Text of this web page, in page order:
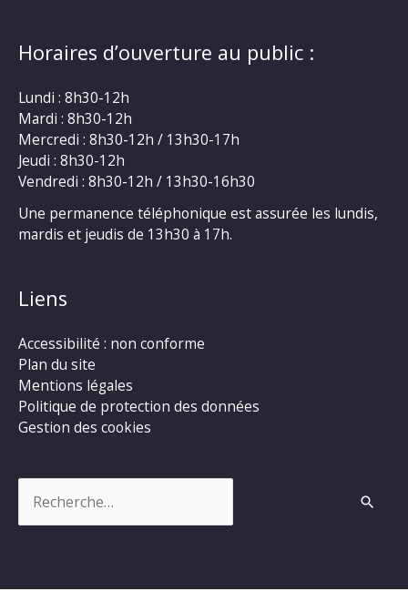
Horaires d’ouverture au public :
Lundi : 8h30-12h
Mardi : 8h30-12h
Mercredi : 8h30-12h / 13h30-17h
Jeudi : 8h30-12h
Vendredi : 8h30-12h / 13h30-16h30
Une permanence téléphonique est assurée les lundis,
mardis et jeudis de 13h30 à 17h.
Liens
Accessibilité : non conforme
Plan du site
Mentions légales
Politique de protection des données
Gestion des cookies